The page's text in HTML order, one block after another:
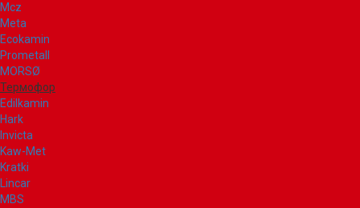
Mcz
Meta
Ecokamin
Prometall
MORSØ
Термофор
Edilkamin
Hark
Invicta
Kaw-Met
Kratki
Lincar
MBS